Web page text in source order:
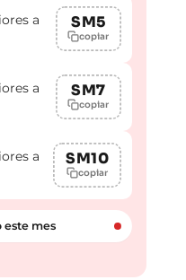
a
SM5
copiar
a
SM7
copiar
a
SM10
copiar
este mes